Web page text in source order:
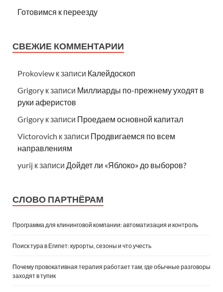
Готовимся к переезду
СВЕЖИЕ КОММЕНТАРИИ
Prokoview к записи Калейдоскоп
Grigory к записи Миллиарды по-прежнему уходят в
руки аферистов
Grigory к записи Проедаем основной капитал
Victorovich к записи Продвигаемся по всем
направлениям
yurij к записи Дойдет ли «Яблоко» до выборов?
СЛОВО ПАРТНЁРАМ
Программа для клининговой компании: автоматизация и контроль
Поиск тура в Египет: курорты, сезоны и что учесть
Почему провокативная терапия работает там, где обычные разговоры
заходят в тупик